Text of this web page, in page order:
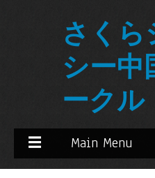
さく
シー
ークル
☰ Main Menu